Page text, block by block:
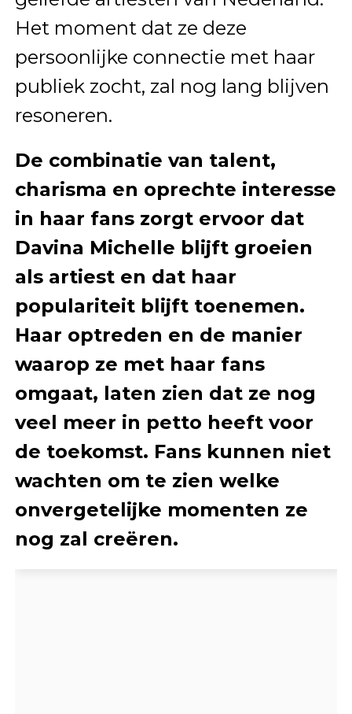
Het moment dat ze deze
persoonlijke connectie met haar
publiek zocht, zal nog lang blijven
resoneren.
De combinatie van talent,
charisma en oprechte interesse
in haar fans zorgt ervoor dat
Davina Michelle blijft groeien
als artiest en dat haar
populariteit blijft toenemen.
Haar optreden en de manier
waarop ze met haar fans
omgaat, laten zien dat ze nog
veel meer in petto heeft voor
de toekomst. Fans kunnen niet
wachten om te zien welke
onvergetelijke momenten ze
nog zal creëren.